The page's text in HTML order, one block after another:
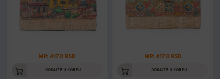
MP: 4170 RSD
DODAJTE U KORPU
MP: 4170 RSD
DODAJTE U KORPU